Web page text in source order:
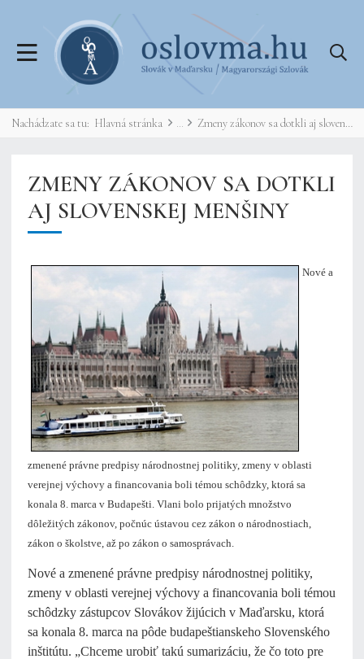
Nachádzate sa tu: Hlavná stránka Zmeny zákonov sa dotkli aj slovenskej menšiny
ZMENY ZÁKONOV SA DOTKLI
AJ SLOVENSKEJ MENŠINY
Nové a
zmenené právne predpisy národnostnej politiky, zmeny v oblasti
verejnej výchovy a financovania boli témou schôdzky, ktorá sa
konala 8. marca v Budapešti. Vlani bolo prijatých množstvo
dôležitých zákonov, počnúc ústavou cez zákon o národnostiach,
zákon o školstve, až po zákon o samosprávach.
Nové a zmenené právne predpisy národnostnej politiky,
zmeny v oblasti verejnej výchovy a financovania boli témou
schôdzky zástupcov Slovákov žijúcich v Maďarsku, ktorá
sa konala 8. marca na pôde budapeštianskeho Slovenského
inštitútu. „Chceme urobiť takú sumarizáciu, že čo toto pre